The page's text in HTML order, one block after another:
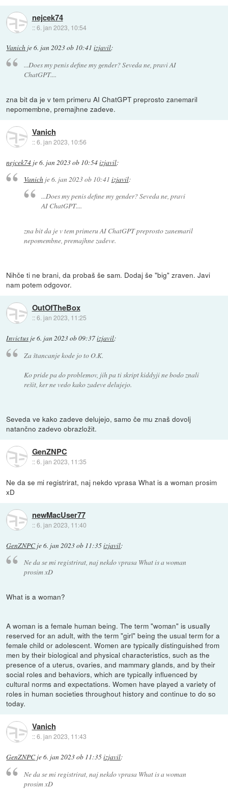
nejcek74
::6. jan 2023, 10:54
Vanich je6. jan 2023 ob 10:41 izjavil:
...Does my penis define my gender? Seveda ne, pravi AI
ChatGPT....
zna bit da je v tem primeru AI ChatGPT preprosto zanemaril
nepomembne, premajhne zadeve.
Vanich
::6. jan 2023, 10:56
nejcek74 je6. jan 2023 ob 10:54izjavil:
Vanichje6. jan 2023 ob 10:41 izjavil:
...Does my penis define my gender? Seveda ne, pravi
AI ChatGPT....
zna bit da je v tem primeru AI ChatGPT preprosto zanemaril
nepomembne, premajhne zadeve.
Nihče ti ne brani, da probaš še sam. Dodaj še "big" zraven. Javi
nam potem odgovor.
OutOfTheBox
::6. jan 2023, 11:25
Invictus je6. jan 2023 ob 09:37izjavil:
Za štancanje kode jo to O.K.
Ko pride pa do problemov, jih pa ti skript kiddyji ne bodo znali
rešit, ker ne vedo kako zadeve delujejo.
Seveda ve kako zadeve delujejo, samo če mu znaš dovolj
natančno zadevo obrazložit.
GenZNPC
::6. jan 2023, 11:35
Ne da se mi registrirat, naj nekdo vprasa What is a woman prosim
xD
newMacUser77
::6. jan 2023, 11:40
GenZNPCje6. jan 2023 ob 11:35izjavil:
Ne da se mi registrirat, naj nekdo vprasa What is a woman
prosim xD
What is a woman?
A woman is a female human being. The term "woman" is usually
reserved for an adult, with the term "girl" being the usual term for a
female child or adolescent. Women are typically distinguished from
men by their biological and physical characteristics, such as the
presence of a uterus, ovaries, and mammary glands, and by their
social roles and behaviors, which are typically influenced by
cultural norms and expectations. Women have played a variety of
roles in human societies throughout history and continue to do so
today.
Vanich
::6. jan 2023, 11:43
GenZNPCje6. jan 2023 ob 11:35izjavil:
Ne da se mi registrirat, naj nekdo vprasa What is a woman
prosim xD